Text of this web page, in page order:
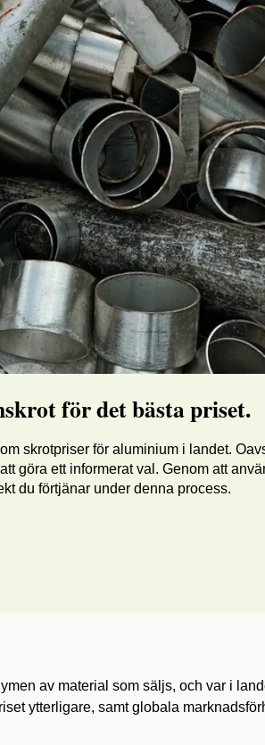
för det bästa priset.
skrotpriser för aluminium i landet.
göra ett informerat val. Genom att
du förtjänar under denna process.
av material som säljs, och var i
ytterligare, samt globala